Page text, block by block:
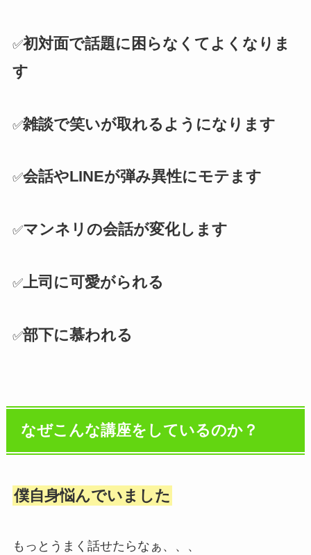
✅初対面で話題に困らなくてよくなりま
す
✅雑談で笑いが取れるようになります
✅会話やLINEが弾み異性にモテます
✅マンネリの会話が変化します
✅上司に可愛がられる
✅部下に慕われる
なぜこんな講座をしているのか？
僕自身悩んでいました
もっとうまく話せたらなぁ、、、